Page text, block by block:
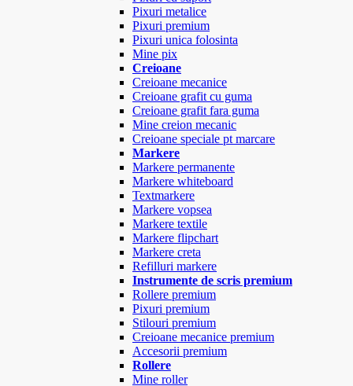
Pixuri metalice
Pixuri premium
Pixuri unica folosinta
Mine pix
Creioane
Creioane mecanice
Creioane grafit cu guma
Creioane grafit fara guma
Mine creion mecanic
Creioane speciale pt marcare
Markere
Markere permanente
Markere whiteboard
Textmarkere
Markere vopsea
Markere textile
Markere flipchart
Markere creta
Refilluri markere
Instrumente de scris premium
Rollere premium
Pixuri premium
Stilouri premium
Creioane mecanice premium
Accesorii premium
Rollere
Mine roller